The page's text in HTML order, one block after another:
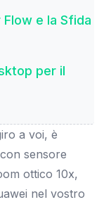
e la Sfida
per il
a voi, è
sensore
ottico 10x,
nel vostro